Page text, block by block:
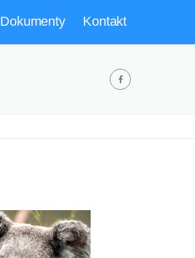
Dokumenty Kontakt